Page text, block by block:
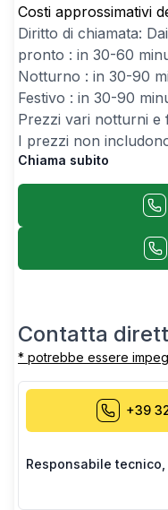
Costi approssimativi
Diritto di chiamata: Dai
pronto : in 30-60
Notturno : in 30-90
Festivo : in 30-90
Prezzi vari notturni e
I prezzi non
Chiama subito
Contatta
* potrebbe essere
+39
Responsabile tecnico